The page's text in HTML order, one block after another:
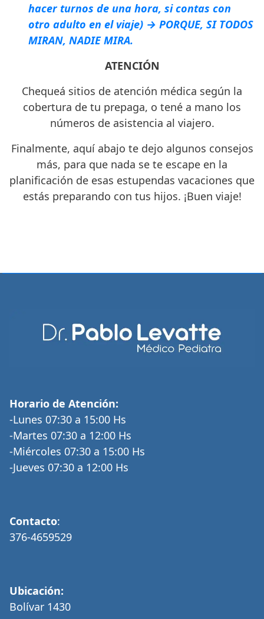
hacer turnos de una hora, si contas con
otro adulto en el viaje) → PORQUE, SI TODOS
MIRAN, NADIE MIRA.
ATENCIÓN
Chequeá sitios de atención médica según la
cobertura de tu prepaga, o tené a mano los
números de asistencia al viajero.
Finalmente, aquí abajo te dejo algunos consejos
más, para que nada se te escape en la
planificación de esas estupendas vacaciones que
estás preparando con tus hijos. ¡Buen viaje!
Horario de Atención:
-Lunes 07:30 a 15:00 Hs
-Martes 07:30 a 12:00 Hs
-Miércoles 07:30 a 15:00 Hs
-Jueves 07:30 a 12:00 Hs
Contacto:
376-4659529
Ubicación:
Bolívar 1430